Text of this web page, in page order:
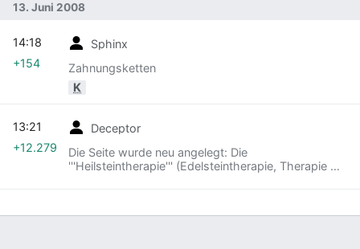
13. Juni 2008
Sphinx
Zahnungsketten
K
14:18
+154
Deceptor
Die Seite wurde neu angelegt: Die
'''Heilsteintherapie''' (Edelsteintherapie, Therapie mit
13:21
+12.279